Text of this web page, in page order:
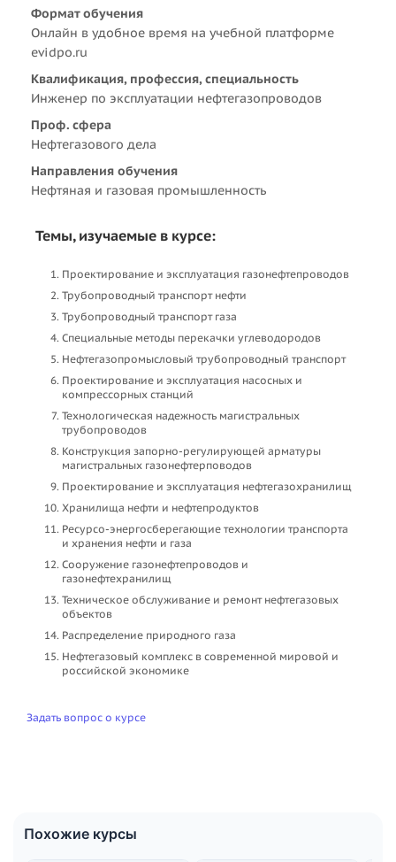
Формат обучения
Онлайн в удобное время на учебной платформе
evidpo.ru
Квалификация, профессия, специальность
Инженер по эксплуатации нефтегазопроводов
Проф. сфера
Нефтегазового дела
Направления обучения
Нефтяная и газовая промышленность
Темы, изучаемые в курсе:
Проектирование и эксплуатация газонефтепроводов
Трубопроводный транспорт нефти
Трубопроводный транспорт газа
Специальные методы перекачки углеводородов
Нефтегазопромысловый трубопроводный транспорт
Проектирование и эксплуатация насосных и
компрессорных станций
Технологическая надежность магистральных
трубопроводов
Конструкция запорно-регулирующей арматуры
магистральных газонефтерповодов
Проектирование и эксплуатация нефтегазохранилищ
Хранилища нефти и нефтепродуктов
Ресурсо-энергосберегающие технологии транспорта
и хранения нефти и газа
Сооружение газонефтепроводов и
газонефтехранилищ
Техническое обслуживание и ремонт нефтегазовых
объектов
Распределение природного газа
Нефтегазовый комплекс в современной мировой и
российской экономике
Задать вопрос о курсе
Похожие курсы